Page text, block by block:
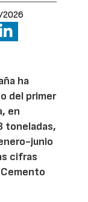
ha
del primer
en
toneladas,
junio
cifras